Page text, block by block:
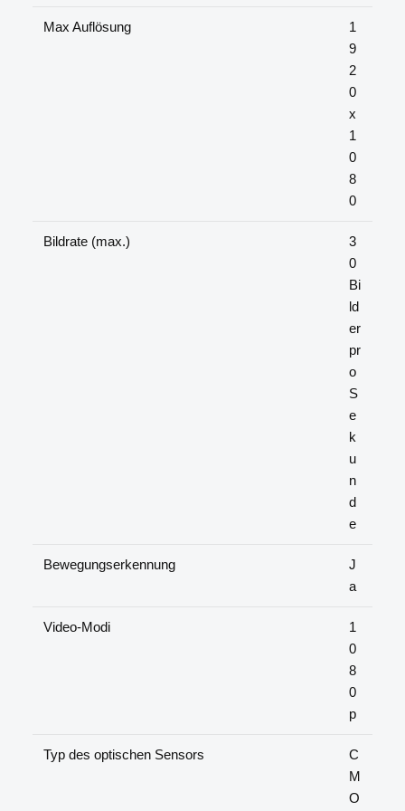
Max Auflösung
1
9
2
0
x
1
0
8
0
Bildrate (max.)
3
0
Bi
ld
er
pr
o
S
e
k
u
n
d
e
Bewegungserkennung
J
a
Video-Modi
1
0
8
0
p
Typ des optischen Sensors
C
M
O